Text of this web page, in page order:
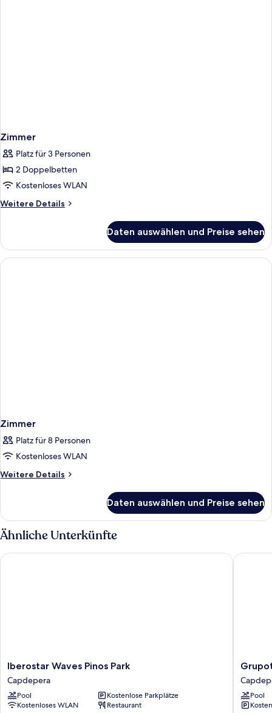
Zimmer
Platz für 3 Personen
2 Doppelbetten
Kostenloses WLAN
Weitere Details
Weitere
Daten auswählen und Preise sehen
Zimmer
Platz für 8 Personen
Kostenloses WLAN
Weitere Details
Weitere
Daten auswählen und Preise sehen
Ähnliche Unterkünfte
Iberostar
Waves
Pinos
Park
Capdepera
Iberostar Waves Pinos Park
Capdepera
Pool
Kostenlose Parkplätze
Kostenloses WLAN
Restaurant
Iberostar Waves Pinos Park
Aguait
Resort
&
Spa
Pool